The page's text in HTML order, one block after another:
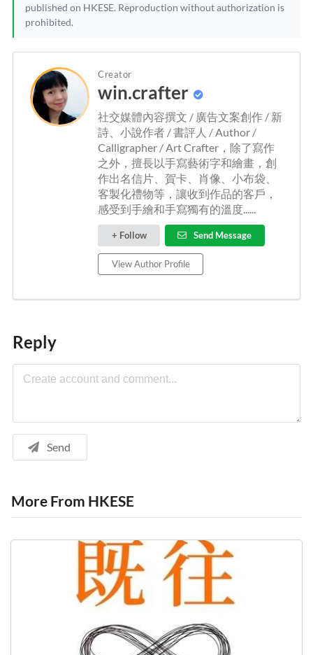
published on HKESE. Reproduction without authorization is
prohibited.
Creator
win.crafter
社交媒體內容撰文 / 廣告文案創作 / 新
詩、小說作者 / 書評人 / Author /
Calligrapher / Art Crafter，除了寫作
之外，擅長以手寫藝術字和繪畫，創
作出名信片、賀卡、肖像、小布袋、
客製化禮物等，讓收到作品的客戶，
感受到手繪和手寫獨有的溫度......
+ Follow Send Message
View Author Profile
Reply
Send
More From HKESE